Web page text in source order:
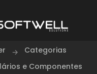
Categorias
e Componentes